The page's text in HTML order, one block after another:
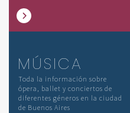
MÚSICA
Toda la información sobre
ópera, ballet y conciertos de
diferentes géneros en la ciudad
de Buenos Aires